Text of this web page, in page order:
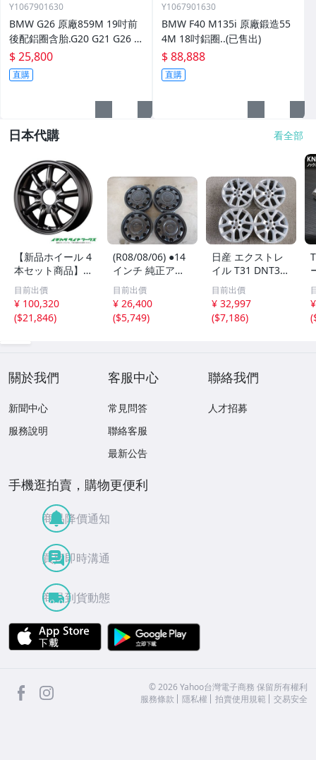
Y1067901630
BMW G26 原廠859M 19吋前
後配鋁圈含胎.G20 G21 G26 G
30 G31 G01 G02..
$ 25,800
直購
Y1067901630
BMW F40 M135i 原廠鍛造55
4M 18吋鋁圈..(已售出)
$ 88,888
直購
日本代購 看全部
【新品ホイール 4
本セット商品】フ
ァブレス ヴァロ
ーネ MC-9 16イ
ンチ 6.5J 6H-139.
7 セミグロスブラ
目前出價
¥ 100,320
($21,846)
(R08/08/06) ●14
インチ 純正アル
ミホイール / スズ
キ スペーシア等
/ 14X4.5J+45 / 4H
PCD100 / 4本 /
目前出價
¥ 26,400
($5,749)
日産 エクストレ
イル T31 DNT31
純正 アルミ ホイ
ール 18インチ 4
本セット 7J 5穴 1
14.3ピッチ オフ
目前出價
¥ 32,997
($7,186)
(
關於我們
新聞中心
服務說明
客服中心
常見問答
聯絡客服
最新公告
聯絡我們
人才招募
手機逛拍賣，購物更便利
商品降價通知
買賣即時溝通
商品到貨動態
APP Store
facebook ©2026 Yahoo台灣電子商務 保留所有權利
服務條款
隱私權 拍賣使用規範 交易安全